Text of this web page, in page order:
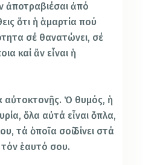
ἀποτραβιέσαι ἀπό
ὅτι ἡ ἁμαρτία πού
σέ θανατώνει, σέ
καί ἄν εἶναι ἡ
αὐτοκτονῇς. Ὁ θυμός, ἡ
ὅλα αὐτά εἶναι ὅπλα,
τά ὁποῖα σοῦ δίνει στά
τόν ἑαυτό σου.